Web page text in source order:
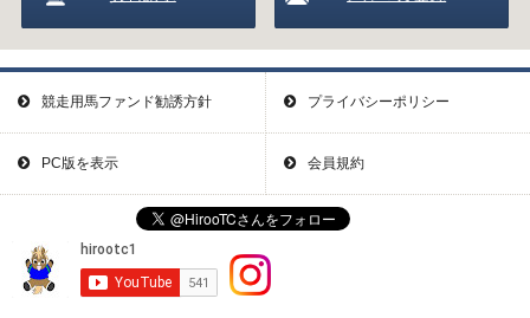
競走用馬ファンド勧誘方針 プライバシーポリシー
PC版を表示 会員規約